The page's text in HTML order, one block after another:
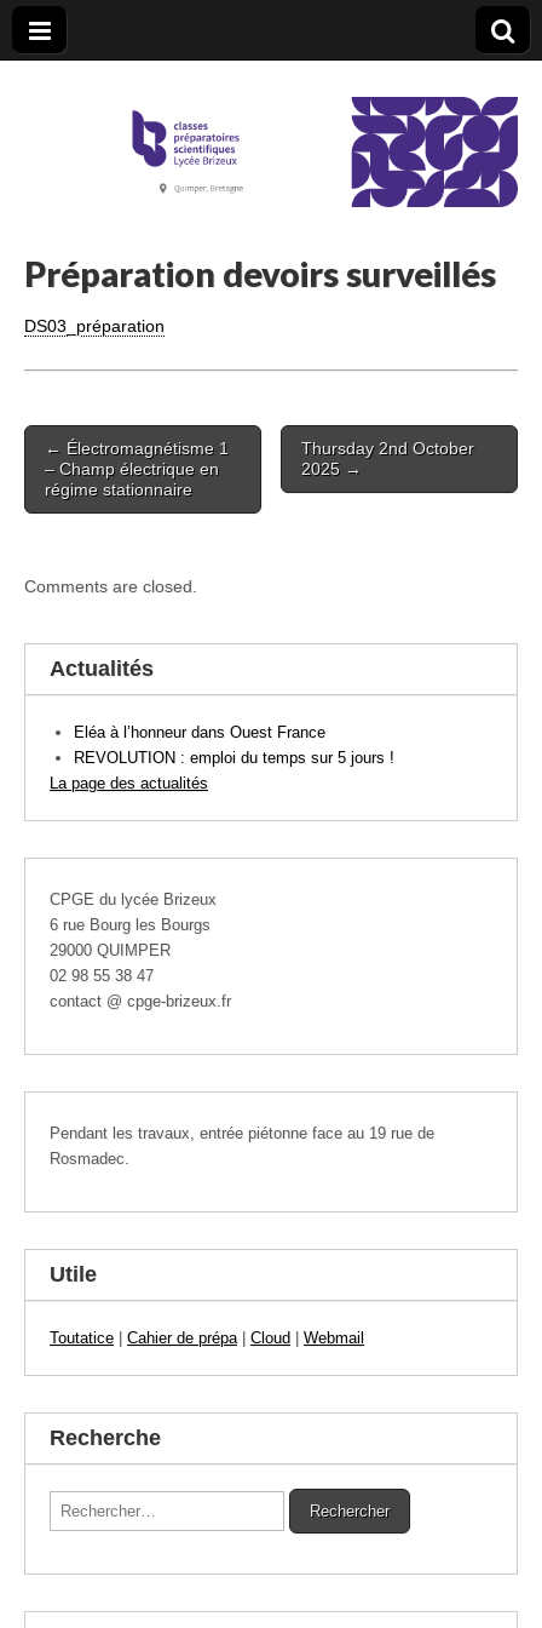
CPGE Brizeux
Préparation devoirs surveillés
DS03_préparation
Post
navigation
← Électromagnétisme 1
– Champ électrique en
régime stationnaire
Thursday 2nd October
2025 →
Comments are closed.
Actualités
Eléa à l’honneur dans Ouest France
REVOLUTION : emploi du temps sur 5 jours !
La page des actualités
CPGE du lycée Brizeux
6 rue Bourg les Bourgs
29000 QUIMPER
02 98 55 38 47
contact @ cpge-brizeux.fr
Pendant les travaux, entrée piétonne face au 19 rue de
Rosmadec.
Utile
Toutatice | Cahier de prépa | Cloud | Webmail
Recherche